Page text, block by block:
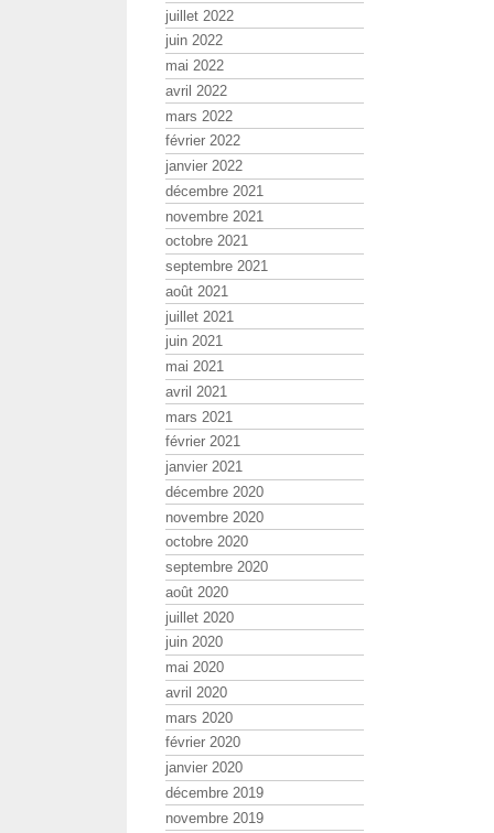
juillet 2022
juin 2022
mai 2022
avril 2022
mars 2022
février 2022
janvier 2022
décembre 2021
novembre 2021
octobre 2021
septembre 2021
août 2021
juillet 2021
juin 2021
mai 2021
avril 2021
mars 2021
février 2021
janvier 2021
décembre 2020
novembre 2020
octobre 2020
septembre 2020
août 2020
juillet 2020
juin 2020
mai 2020
avril 2020
mars 2020
février 2020
janvier 2020
décembre 2019
novembre 2019